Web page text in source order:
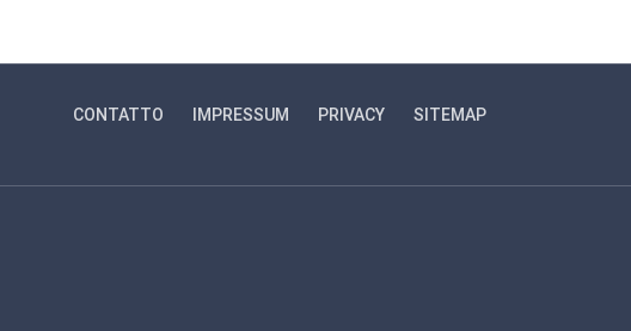
CONTATTO IMPRESSUM PRIVACY SITEMAP